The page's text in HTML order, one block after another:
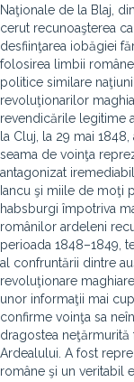
Naţionale de la Blaj,
cerut recunoaşterea
desfiinţarea iobăgiei
folosirea limbii
politice similare
revoluţionarilor
revendicările legitime
la Cluj, la 29 mai
seama de voinţa
antagonizat
Iancu şi miile de moţi
habsburgi împotriva
românilor ardeleni
perioada 1848–1849,
al confruntării dintre
revoluţionare
unor informaţii mai
confirme voinţa sa
dragostea
Ardealului. A fost
române şi un veritabil